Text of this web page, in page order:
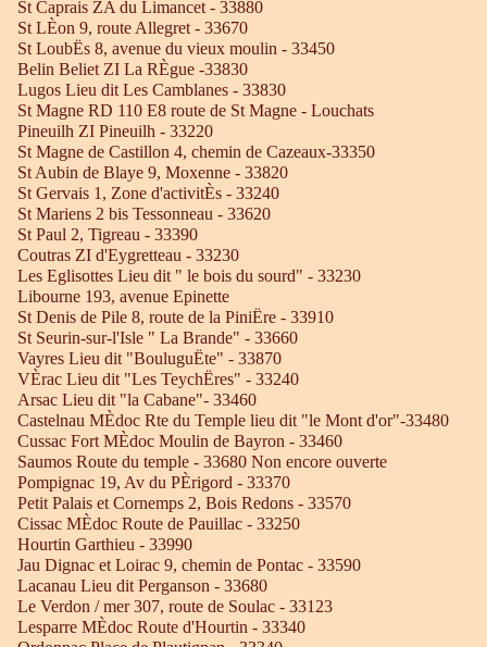
St Caprais ZA du Limancet - 33880
St LÈon 9, route Allegret - 33670
St LoubËs 8, avenue du vieux moulin - 33450
Belin Beliet ZI La RÈgue -33830
Lugos Lieu dit Les Camblanes - 33830
St Magne RD 110 E8 route de St Magne - Louchats
Pineuilh ZI Pineuilh - 33220
St Magne de Castillon 4, chemin de Cazeaux-33350
St Aubin de Blaye 9, Moxenne - 33820
St Gervais 1, Zone d'activitÈs - 33240
St Mariens 2 bis Tessonneau - 33620
St Paul 2, Tigreau - 33390
Coutras ZI d'Eygretteau - 33230
Les Eglisottes Lieu dit " le bois du sourd" - 33230
Libourne 193, avenue Epinette
St Denis de Pile 8, route de la PiniËre - 33910
St Seurin-sur-l'Isle " La Brande" - 33660
Vayres Lieu dit "BouluguËte" - 33870
VÈrac Lieu dit "Les TeychËres" - 33240
Arsac Lieu dit "la Cabane"- 33460
Castelnau MÈdoc Rte du Temple lieu dit "le Mont d'or"-33480
Cussac Fort MÈdoc Moulin de Bayron - 33460
Saumos Route du temple - 33680 Non encore ouverte
Pompignac 19, Av du PÈrigord - 33370
Petit Palais et Cornemps 2, Bois Redons - 33570
Cissac MÈdoc Route de Pauillac - 33250
Hourtin Garthieu - 33990
Jau Dignac et Loirac 9, chemin de Pontac - 33590
Lacanau Lieu dit Perganson - 33680
Le Verdon / mer 307, route de Soulac - 33123
Lesparre MÈdoc Route d'Hourtin - 33340